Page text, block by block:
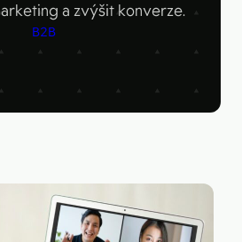
Startupy
Ahrefs
Apollo
Leady
O nás
a zvýšit konverze.
B2B